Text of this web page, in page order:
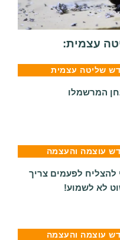
עצמית:
שליטה עצמית
המרשמלו
עוצמה והעצמה
להצליח לפעמים צריך
לא לשמוע!
עוצמה והעצמה